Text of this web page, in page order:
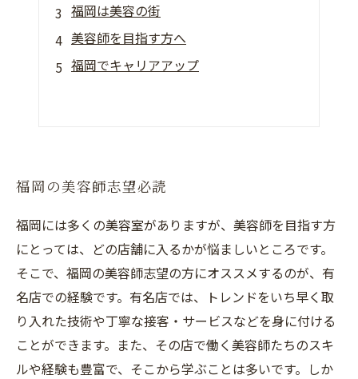
福岡は美容の街
美容師を目指す方へ
福岡でキャリアアップ
福岡の美容師志望必読
福岡には多くの美容室がありますが、美容師を目指す方
にとっては、どの店舗に入るかが悩ましいところです。
そこで、福岡の美容師志望の方にオススメするのが、有
名店での経験です。有名店では、トレンドをいち早く取
り入れた技術や丁寧な接客・サービスなどを身に付ける
ことができます。また、その店で働く美容師たちのスキ
ルや経験も豊富で、そこから学ぶことは多いです。しか